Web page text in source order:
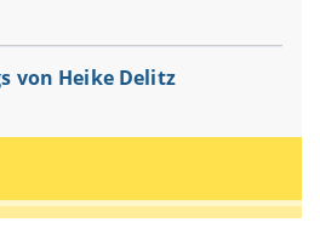
von Heike Delitz